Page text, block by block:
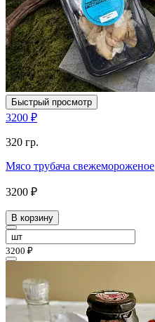
Быстрый просмотр
3200 ₽
320 гр.
Мясо трубача свежемороженое
3200 ₽
В корзину
3200 ₽